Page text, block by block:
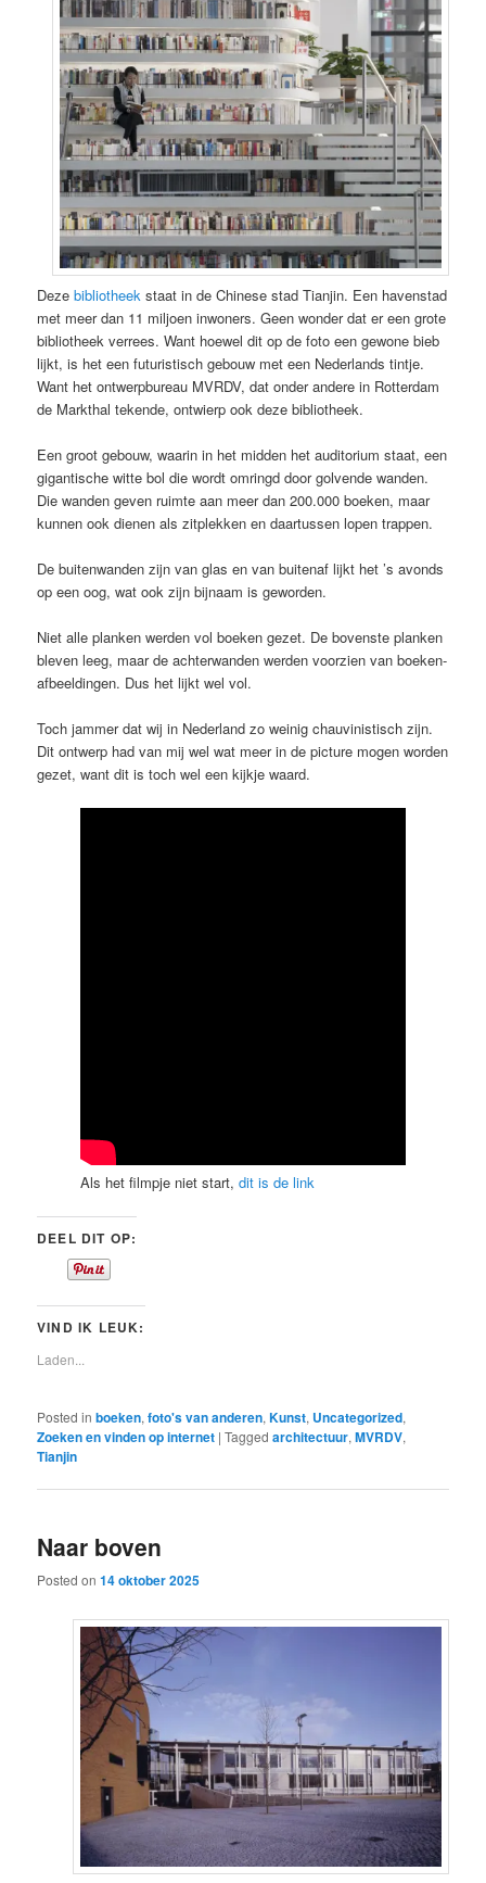
Dezebibliotheek staat in de Chinese stad Tianjin. Een havenstad
met meer dan 11 miljoen inwoners. Geen wonder dat er een grote
bibliotheek verrees. Want hoewel dit op de foto een gewone bieb
lijkt, is het een futuristisch gebouw met een Nederlands tintje.
Want het ontwerpbureau MVRDV, dat onder andere in Rotterdam
de Markthal tekende, ontwierp ook deze bibliotheek.
Een groot gebouw, waarin in het midden het auditorium staat, een
gigantische witte bol die wordt omringd door golvende wanden.
Die wanden geven ruimte aan meer dan 200.000 boeken, maar
kunnen ook dienen als zitplekken en daartussen lopen trappen.
De buitenwanden zijn van glas en van buitenaf lijkt het ’s avonds
op een oog, wat ook zijn bijnaam is geworden.
Niet alle planken werden vol boeken gezet. De bovenste planken
bleven leeg, maar de achterwanden werden voorzien van boeken-
afbeeldingen. Dus het lijkt wel vol.
Toch jammer dat wij in Nederland zo weinig chauvinistisch zijn.
Dit ontwerp had van mij wel wat meer in de picture mogen worden
gezet, want dit is toch wel een kijkje waard.
Als het filmpje niet start,dit is de link
DEEL DIT OP:
VIND IK LEUK:
Laden...
Posted in boeken,foto's van anderen,Kunst, Uncategorized,
Zoeken en vinden op internet |Tagged architectuur,MVRDV,
Tianjin
Naar boven
Posted on14 oktober 2025